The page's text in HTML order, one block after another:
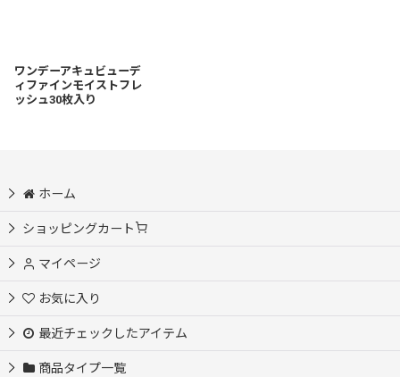
ワンデーアキュビューデ
ィファインモイストフレ
ッシュ30枚入り
ホーム
ショッピングカート
マイページ
お気に入り
最近チェックしたアイテム
商品タイプ一覧